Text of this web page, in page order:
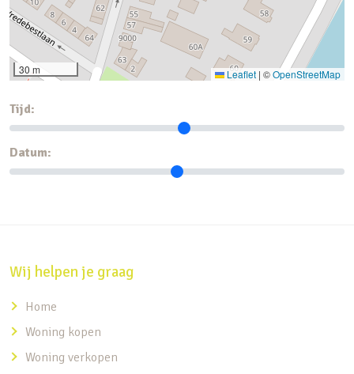
30 m Leaflet | ©OpenStreetMap
Tijd:
Datum:
Wij helpen je graag
Home
Woning kopen
Woning verkopen